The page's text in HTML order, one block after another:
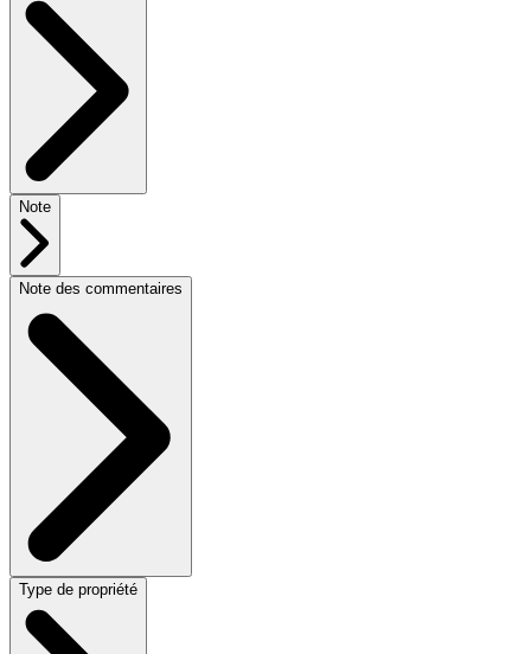
Note
Note des commentaires
Type de propriété